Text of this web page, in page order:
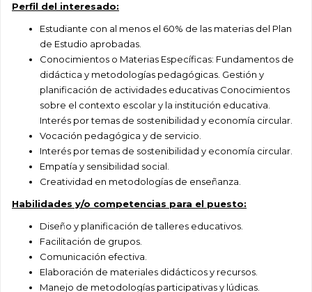
Perfil del interesado:
Estudiante con al menos el 60% de las materias del Plan
de Estudio aprobadas.
Conocimientos o Materias Específicas: Fundamentos de
didáctica y metodologías pedagógicas. Gestión y
planificación de actividades educativas Conocimientos
sobre el contexto escolar y la institución educativa.
Interés por temas de sostenibilidad y economía circular.
Vocación pedagógica y de servicio.
Interés por temas de sostenibilidad y economía circular.
Empatía y sensibilidad social.
Creatividad en metodologías de enseñanza.
Habilidades y/o competencias para el puesto:
Diseño y planificación de talleres educativos.
Facilitación de grupos.
Comunicación efectiva.
Elaboración de materiales didácticos y recursos.
Manejo de metodologías participativas y lúdicas.